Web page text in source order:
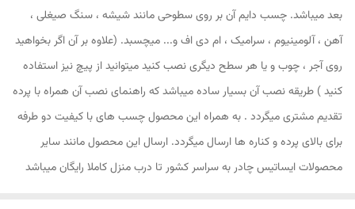
بعد میباشد. چسب دایم آن بر روی سطوحی مانند شیشه ، سنگ صیغلی ،
آهن ، آلومینیوم ، سرامیک ، ام دی اف و... میچسبد. (علاوه بر آن اگر بخواهید
روی آجر ، چوب و یا هر سطح دیگری نصب کنید میتوانید از پیچ نیز استفاده
کنید ) طریقه نصب آن بسیار ساده میباشد که راهنمای نصب آن همراه با پرده
تقدیم مشتری میگردد . به همراه این محصول چسب های با کیفیت دو طرفه
برای بالای پرده و کناره ها ارسال میگردد. ارسال این محصول مانند سایر
محصولات ایساتیس چادر به سراسر کشور تا درب منزل کاملا رایگان میباشد